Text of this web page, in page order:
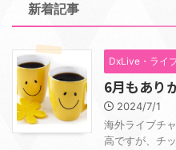
新着記事
DxLive・ライ
6月もあり
2024/7/1
海外ライブチ
高ですが、チ